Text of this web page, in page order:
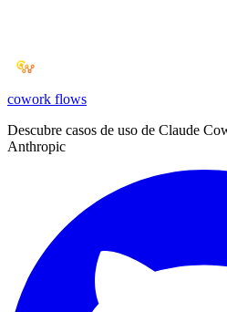
cowork flows
Descubre casos de uso de Claude
Anthropic